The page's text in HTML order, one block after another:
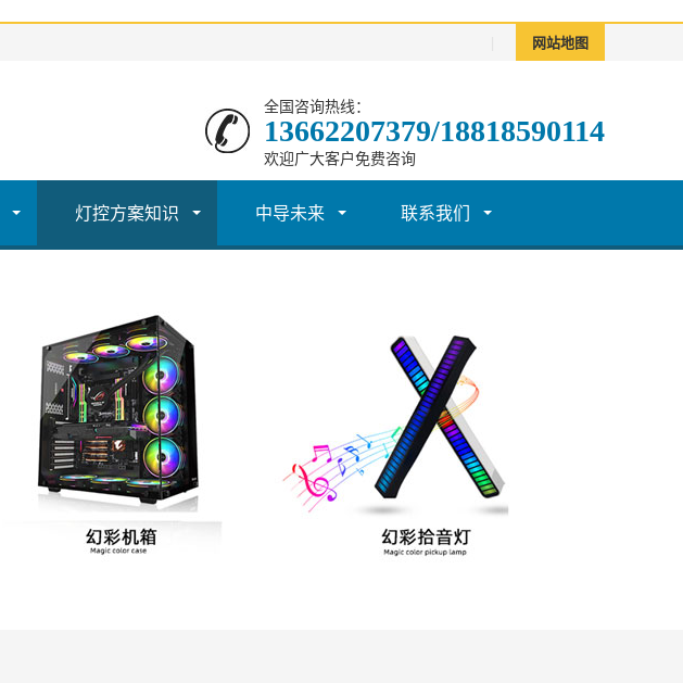
网站地图
全国咨询热线：
13662207379/18818590114
欢迎广大客户免费咨询
灯控方案知识 中导未来 联系我们